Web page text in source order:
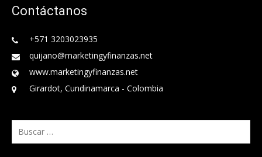
Contáctanos
+571 3203023935
quijano@marketingyfinanzas.net
www.marketingyfinanzas.net
Girardot, Cundinamarca - Colombia
Buscar: